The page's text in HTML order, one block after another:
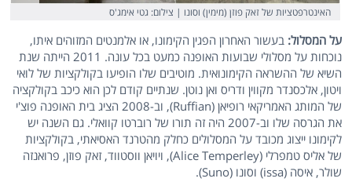
האינטרפטציות של זאק פוזן (מימין) וסונו | צילום: גטי אימג'ס
על המסלול: בעשור האחרון הפגין הקימונו, או אלמנטים המזוהים איתו,
נוכחות על מסלולי שבועות האופנה כמעט בכל עונה. 2011 הייתה שנת
השיא של ההשראה הקימונואית. מוטיבים שלו הופיעו בקולקציות של לואי
ויטון, אלכסנדר מקווין ודריס ואן נוטן. שנתיים קודם לכן הוא כיכב בקולקציה
של המותג האמריקאי רופיאן (Ruffian), וב-2008 הציג בית האופנה פוצ'י
את הגרסה שלו וב-2007 היה זה תורו של רוברטו קוואלי. גם השנה יש
לקימונו ייצוג מכובד על המסלולים כחלק מהטרנד האסיאתי, בקולקציות
של אליס טמפרלי (Alice Temperley), ויויאן ווסטווד, זאק פוזן, פרואנזה
שולר, איסה (issa) וסונו (Suno).